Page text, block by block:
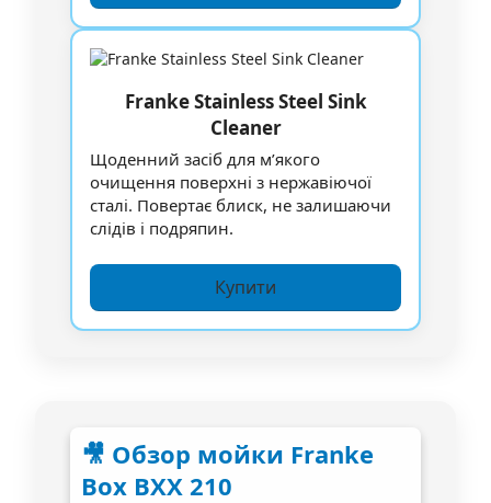
Franke Stainless Steel Sink
Cleaner
Щоденний засіб для м’якого
очищення поверхні з нержавіючої
сталі. Повертає блиск, не залишаючи
слідів і подряпин.
Купити
🎥 Обзор мойки Franke
Box BXX 210